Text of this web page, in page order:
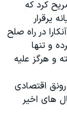
کرد که
یرقرار
در راه صلح
و تنها
و هرگز علیه
اقتصادی
های اخیر